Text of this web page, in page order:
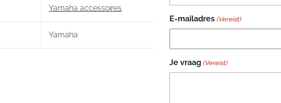
Yamaha accessoires
Yamaha
E-mailadres (Vereist)
Je vraag (Vereist)